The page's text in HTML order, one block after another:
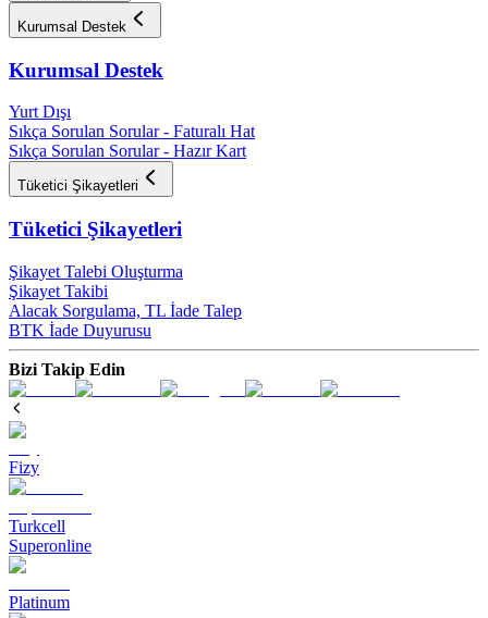
Kurumsal Destek
Kurumsal Destek
Yurt Dışı
Sıkça Sorulan Sorular - Faturalı Hat
Sıkça Sorulan Sorular - Hazır Kart
Tüketici Şikayetleri
Tüketici Şikayetleri
Şikayet Talebi Oluşturma
Şikayet Takibi
Alacak Sorgulama, TL İade Talep​
BTK İade Duyurusu
Bizi Takip Edin
Fizy
Turkcell
Superonline
Platinum